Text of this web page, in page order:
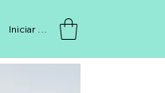
Iniciar sesión